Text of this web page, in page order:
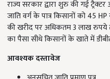
राज्य सरकार द्वारा शुरु की गई
जाति वर्ग के पात्र किसानों को 45
की खरीद पर अधिकतम 3 लाख रुपये
का पैसा सीधे किसानों के खाते में
आवश्यक दस्तावेज